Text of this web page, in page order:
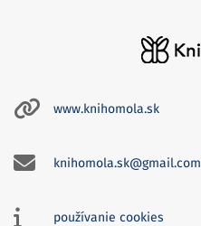
www.knihomola.sk
knihomola.sk@gmail.com
používanie cookies